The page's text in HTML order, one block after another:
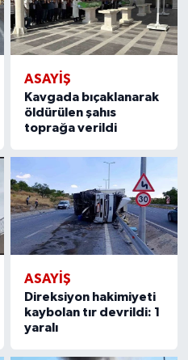
ASAYIŞ
Kavgada bıçaklanarak
öldürülen şahıs
toprağa verildi
ASAYIŞ
Direksiyon hakimiyeti
kaybolan tır devrildi: 1
yaralı